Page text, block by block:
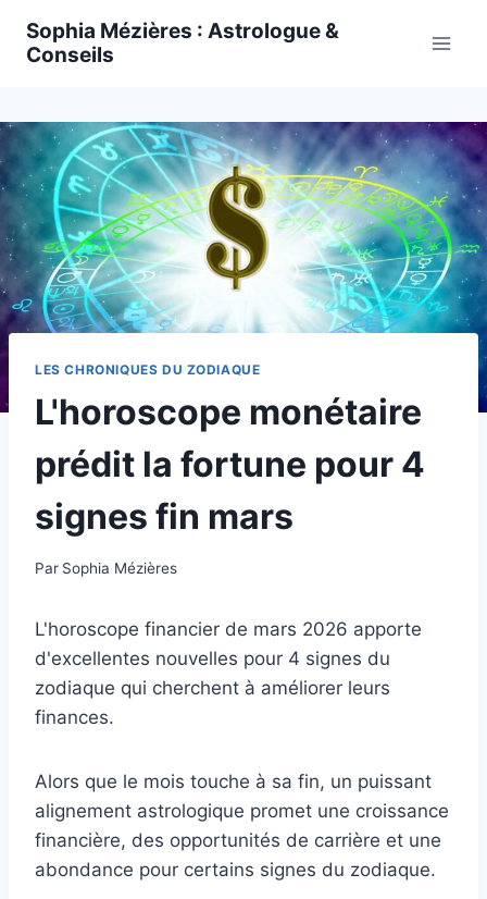
Sophia Mézières : Astrologue &
Conseils
LES CHRONIQUES DU ZODIAQUE
L'horoscope monétaire
prédit la fortune pour 4
signes fin mars
Par Sophia Mézières
L'horoscope financier de mars 2026 apporte
d'excellentes nouvelles pour 4 signes du
zodiaque qui cherchent à améliorer leurs
finances.
Alors que le mois touche à sa fin, un puissant
alignement astrologique promet une croissance
financière, des opportunités de carrière et une
abondance pour certains signes du zodiaque.